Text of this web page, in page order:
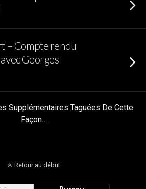
– Compte rendu
Georges
Supplémentaires Taguées De Cette
Façon…
Retour au début